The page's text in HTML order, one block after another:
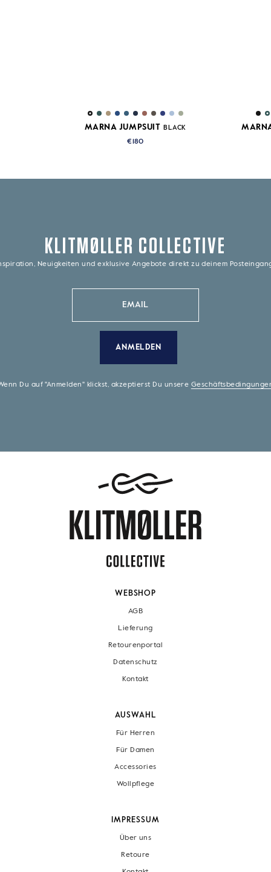
MARNA JUMPSUIT BLACK
€180
KLITMØLLER COLLECTIVE
Neuigkeiten und exklusive Angebote direkt zu deinem
ANMELDEN
Du auf "Anmelden" klickst, akzeptierst Du unsere
WEBSHOP
AGB
Lieferung
Retourenportal
Datenschutz
Kontakt
AUSWAHL
Für Herren
Für Damen
Accessories
Wollpflege
IMPRESSUM
Über uns
Retoure